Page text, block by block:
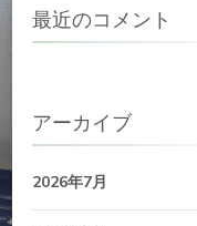
最近のコメント
アーカイブ
2026年7月